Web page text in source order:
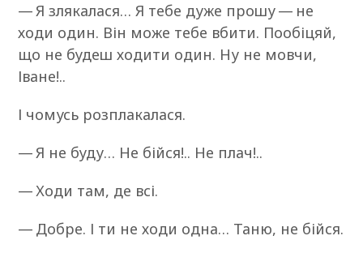
— Я злякалася… Я тебе дуже прошу — не
ходи один. Він може тебе вбити. Пообіцяй,
що не будеш ходити один. Ну не мовчи,
Іване!..
І чомусь розплакалася.
— Я не буду… Не бійся!.. Не плач!..
— Ходи там, де всі.
— Добре. І ти не ходи одна… Таню, не бійся.